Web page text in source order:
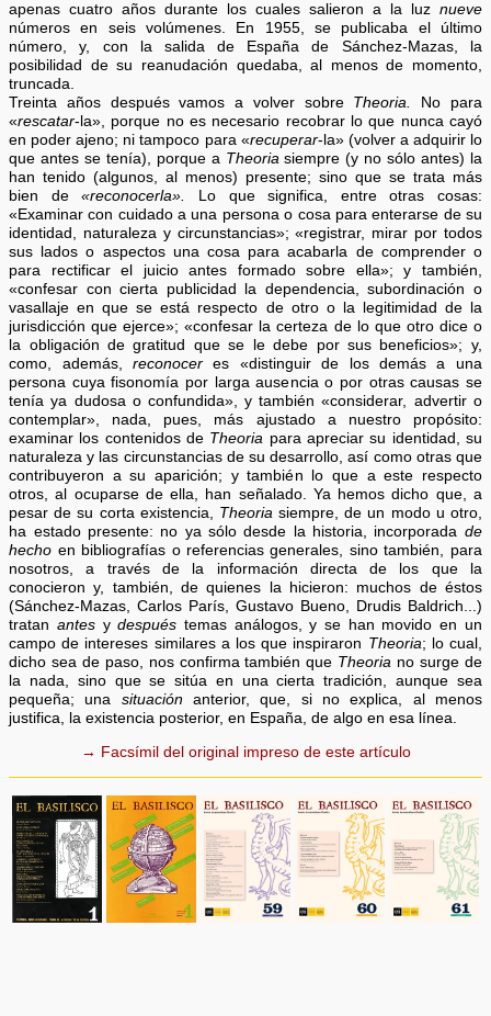
apenas cuatro años durante los cuales salieron a la luz nueve
números en seis volúmenes. En 1955, se publicaba el último
número, y, con la salida de España de Sánchez-Mazas, la
posibilidad de su reanudación quedaba, al menos de momento,
truncada.
Treinta años después vamos a volver sobre Theoria.
No para
«rescatar-la», porque no es necesario recobrar lo que nunca cayó
en poder ajeno; ni tampoco para «recuperar-la» (volver a adquirir lo
que antes se tenía), porque a Theoriasiempre (y no sólo antes) la
han tenido (algunos, al menos) presente; sino que se trata más
bien de«reconocerla».
Lo que significa, entre otras cosas:
«Examinar con cuidado a una persona o cosa para enterarse de su
identidad, naturaleza y circunstancias»; «registrar, mirar por todos
sus lados o aspectos una cosa para acabarla de comprender o
para rectificar el juicio antes formado sobre ella»; y también,
«confesar con cierta publicidad la dependencia, subordinación o
vasallaje en que se está respecto de otro o la legitimidad de la
jurisdicción que ejerce»; «confesar la certeza de lo que otro dice o
la obligación de gratitud que se le debe por sus beneficios»; y,
como, además, reconoceres «distinguir de los demás a una
persona cuya fisonomía por larga ausencia o por otras causas se
tenía ya dudosa o confundida», y también «considerar, advertir o
contemplar», nada, pues, más ajustado a nuestro propósito:
examinar los contenidos de Theoria para apreciar su identidad, su
naturaleza y las circunstancias de su desarrollo, así como otras que
contribuyeron a su aparición; y también lo que a este respecto
otros, al ocuparse de ella, han señalado. Ya hemos dicho que, a
pesar de su corta existencia, Theoriasiempre, de un modo u otro,
ha estado presente: no ya sólo desde la historia, incorporada de
hecho en bibliografías o referencias generales, sino también, para
nosotros, a través de la información directa de los que la
conocieron y, también, de quienes la hicieron: muchos de éstos
(Sánchez-Mazas, Carlos París, Gustavo Bueno, Drudis Baldrich...)
tratan antesydespués temas análogos, y se han movido en un
campo de intereses similares a los que inspiraron Theoria; lo cual,
dicho sea de paso, nos confirma también que Theoria no surge de
la nada, sino que se sitúa en una cierta tradición, aunque sea
pequeña; una situaciónanterior, que, si no explica, al menos
justifica, la existencia posterior, en España, de algo en esa línea.
→ Facsímil del original impreso de este artículo